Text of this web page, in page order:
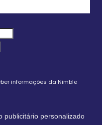
informações da Nimble
Conteúdo publicitário personalizado